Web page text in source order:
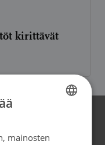
kirittävät
FINNISH
mainosten